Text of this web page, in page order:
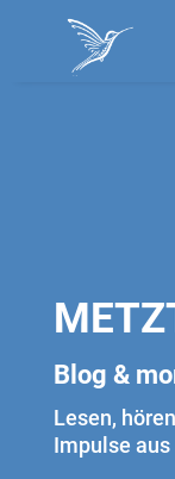
Blog &
Lesen,
Impulse